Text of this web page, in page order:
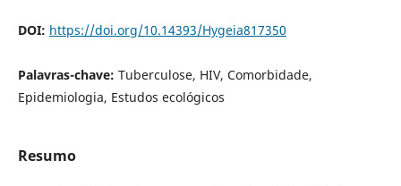
DOI: https://doi.org/10.14393/Hygeia817350
Palavras-chave: Tuberculose, HIV, Comorbidade,
Epidemiologia, Estudos ecológicos
Resumo